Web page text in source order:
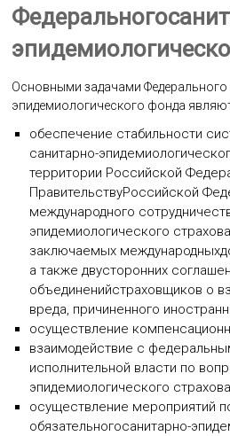
Основными задачами Федерального
эпидемиологического фонда
обеспечение стабильности
санитарно-
территории Российской
ПравительствуРоссийской
международного
эпидемиологического
заключаемых
а также двусторонних
объединенийстраховщиков о
вреда, причиненного
осуществление
взаимодействие с
исполнительной власти по
эпидемиологического
осуществление мероприятий
обязательногосанитарно-